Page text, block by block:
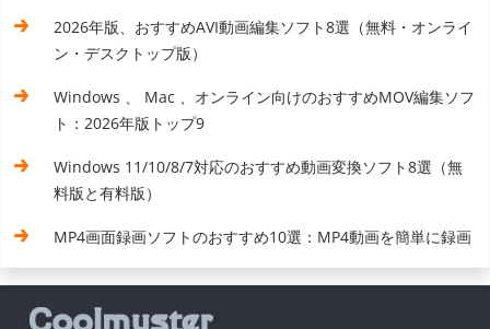
2026年版、おすすめAVI動画編集ソフト8選（無料・オンライ
ン・デスクトップ版）
Windows 、 Mac 、オンライン向けのおすすめMOV編集ソフ
ト：2026年版トップ9
Windows 11/10/8/7対応のおすすめ動画変換ソフト8選（無
料版と有料版）
MP4画面録画ソフトのおすすめ10選：MP4動画を簡単に録画